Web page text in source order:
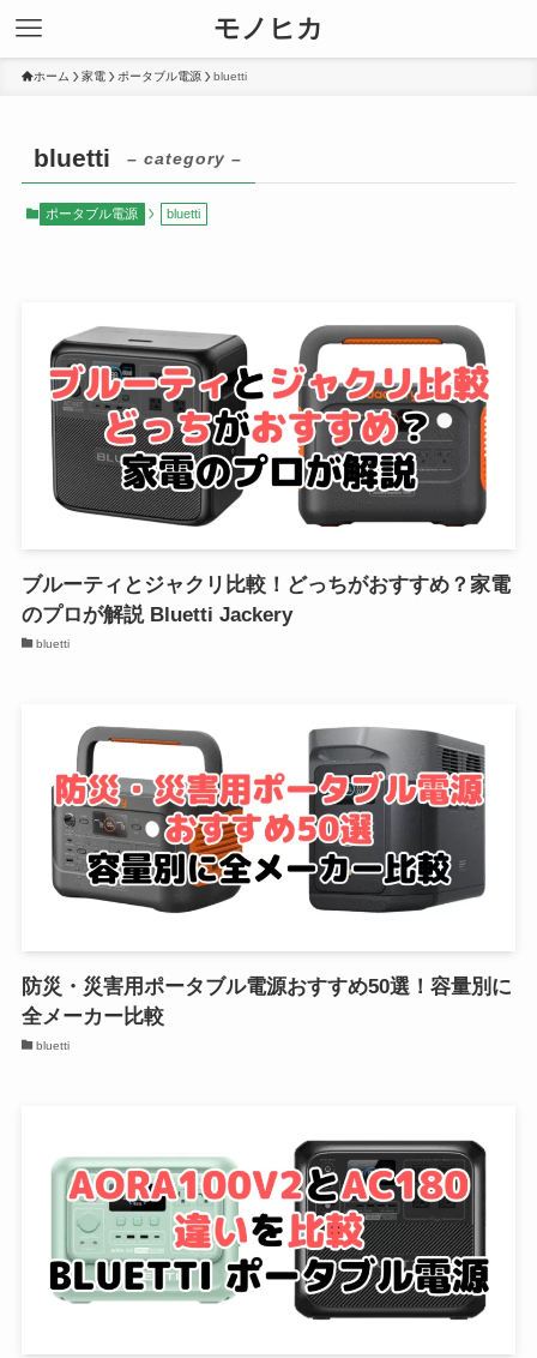
モノヒカ
ホーム 家電 ポータブル電源 bluetti
bluetti – category –
ポータブル電源 bluetti
ブルーティとジャクリ比較！どっちがおすすめ？家電
のプロが解説 Bluetti Jackery
bluetti
防災・災害用ポータブル電源おすすめ50選！容量別に
全メーカー比較
bluetti